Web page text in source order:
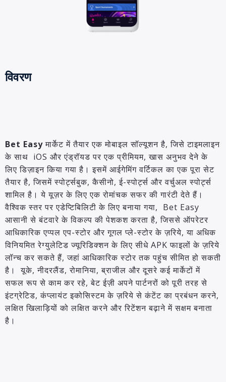
विवरण
Bet Easyमार्केट में तैयार एक मोबाइल सॉल्यूशन है, जिसे टाइमलाइन
के साथ iOS और एंड्रॉयड पर एक प्रीमियम, खास अनुभव देने के
लिए डिज़ाइन किया गया है। इसमें आईगेमिंग वर्टिकल का एक पूरा सेट
तैयार है, जिसमें स्पोर्ट्सबुक, कैसीनो, ई-स्पोर्ट्स और वर्चुअल स्पोर्ट्स
शामिल है। ये यूज़र के लिए एक रोमांचक सफर की गारंटी देते हैं।
वैश्विक स्तर पर एडेप्टिबिलिटी के लिए बनाया गया, Bet Easy
आसानी से बंटवारे के विकल्प की पेशकश करता है, जिससे ऑपरेटर
आधिकारिक एप्पल एप-स्टोर और गूगल प्ले-स्टोर के ज़रिये, या अधिक
विनियमित रेग्युलेटिड ज्यूरिडिक्शन के लिए सीधे APK फाइलों के ज़रिये
लॉन्च कर सकते हैं, जहां आधिकारिक स्टोर तक पहुंच सीमित हो सकती
है। यूके, नीदरलैंड, रोमानिया, ब्राजील और दूसरे कई मार्केटों में
सफल रूप से काम कर रहे, बेट ईज़ी अपने पार्टनरों को पूरी तरह से
इंटग्रेटिड, कंप्लायंट इकोसिस्टम के ज़रिये से कंटेंट का प्रबंधन करने,
लक्षित खिलाड़ियों को लक्षित करने और रिटेंशन बढ़ाने में सक्षम बनाता
है।